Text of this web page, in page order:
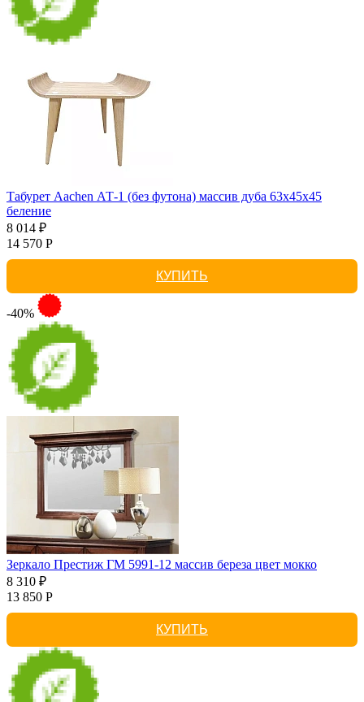
Табурет Aachen АТ-1 (без футона) массив дуба 63х45х45
беление
8 014 ₽
14 570 Р
КУПИТЬ
-40%
Зеркало Престиж ГМ 5991-12 массив береза цвет мокко
8 310 ₽
13 850 Р
КУПИТЬ